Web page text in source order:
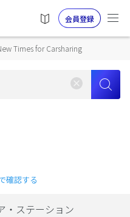
会員登録
Times for Carsharing
確認する
・ステーション